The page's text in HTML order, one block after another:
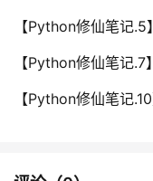
【Python修仙笔记
【Python修仙笔记
【Python修仙笔记